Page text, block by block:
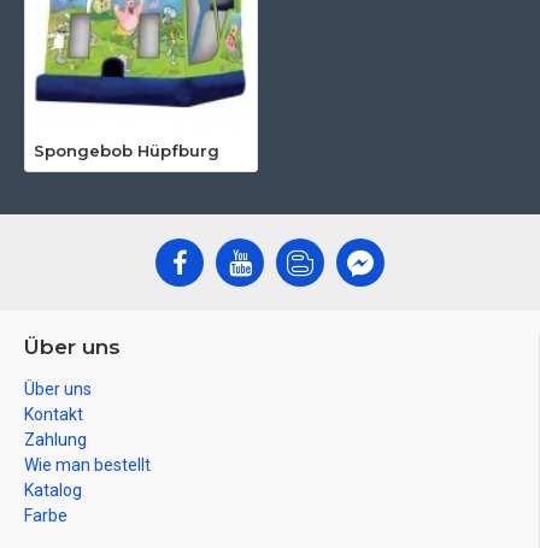
Spongebob Hüpfburg
Über uns
Über uns
Kontakt
Zahlung
Wie man bestellt
Katalog
Farbe